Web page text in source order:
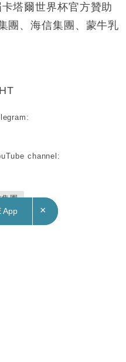
塔爾世界杯官方贊助
團、海信集團、蒙牛乳
channel:
集團
App ×
App ×